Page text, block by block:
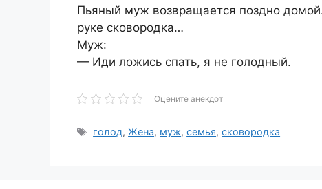
Пьяный муж возвращается поздно
руке сковородка…
Муж:
— Иди ложись спать, я не голодный.
Оцените анекдот
Метки
голод,Жена, муж,семья,сковородка